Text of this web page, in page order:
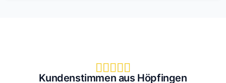
    
Kundenstimmen aus Höpfingen